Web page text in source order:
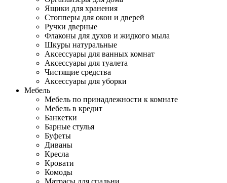
Ящики для хранения
Стопперы для окон и дверей
Ручки дверные
Флаконы для духов и жидкого мыла
Шкуры натуральные
Аксессуары для ванных комнат
Аксессуары для туалета
Чистящие средства
Аксессуары для уборки
Мебель
Мебель по принадлежности к комнате
Мебель в кредит
Банкетки
Барные стулья
Буфеты
Диваны
Кресла
Кровати
Комоды
Матрасы для спальни